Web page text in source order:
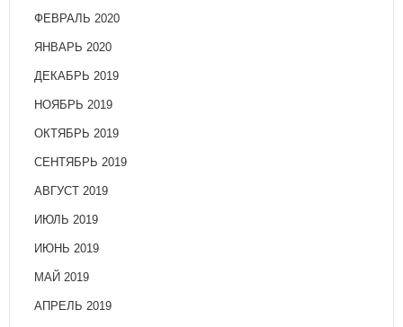
ФЕВРАЛЬ 2020
ЯНВАРЬ 2020
ДЕКАБРЬ 2019
НОЯБРЬ 2019
ОКТЯБРЬ 2019
СЕНТЯБРЬ 2019
АВГУСТ 2019
ИЮЛЬ 2019
ИЮНЬ 2019
МАЙ 2019
АПРЕЛЬ 2019